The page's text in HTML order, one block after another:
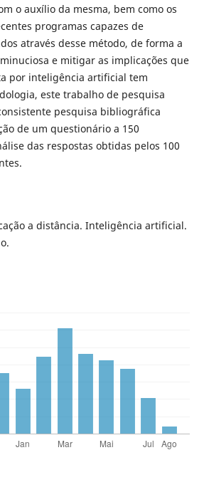
o auxílio da mesma, bem como os
programas capazes de
através desse método, de forma a
e mitigar as implicações que
por inteligência artificial tem
este trabalho de pesquisa
pesquisa bibliográfica
de um questionário a 150
das respostas obtidas pelos 100
a distância. Inteligência artificial.